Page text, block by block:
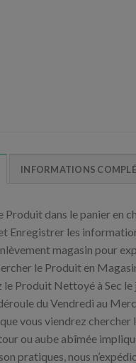
INFORMATIONS
Produit dans le panier en
Enregistrer les
magasin pour
le Produit en
le Produit Nettoyé à Sec
du Vendredi au
vous viendrez chercher
ou aube abîmée
pratiques, nous